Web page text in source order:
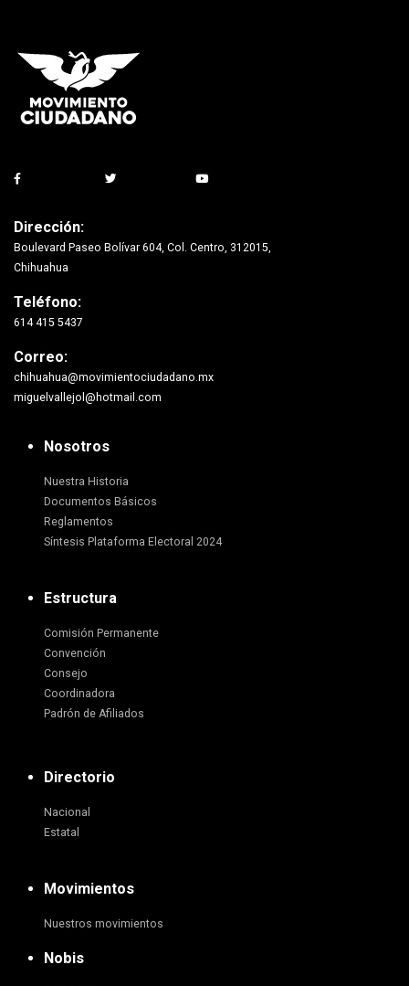
Dirección:
Boulevard Paseo Bolívar 604, Col. Centro, 312015,
Chihuahua
Teléfono:
614 415 5437
Correo:
chihuahua@movimientociudadano.mx
miguelvallejol@hotmail.com
Nosotros
Nuestra Historia
Documentos Básicos
Reglamentos
Síntesis Plataforma Electoral 2024
Estructura
Comisión Permanente
Convención
Consejo
Coordinadora
Padrón de Afiliados
Directorio
Nacional
Estatal
Movimientos
Nuestros movimientos
Nobis